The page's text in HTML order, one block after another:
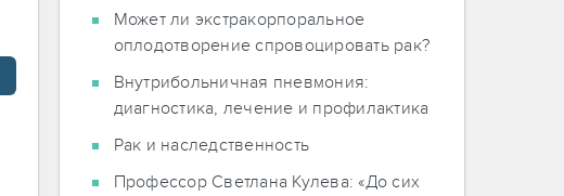
Может ли экстракорпоральное
оплодотворение спровоцировать рак?
Внутрибольничная пневмония:
диагностика, лечение и профилактика
Рак и наследственность
Профессор Светлана Кулева: «До сих